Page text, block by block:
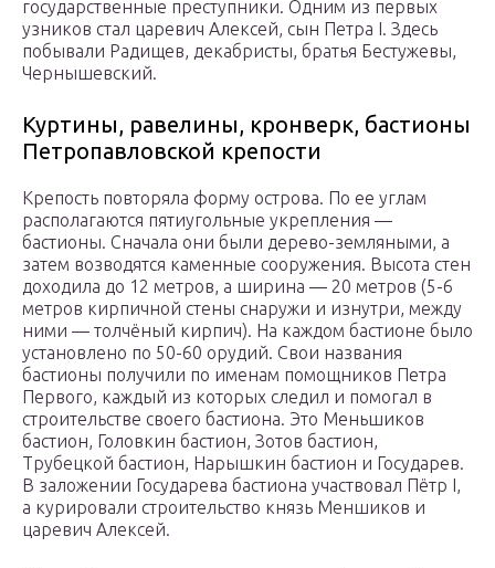
государственные преступники. Одним из первых
узников стал царевич Алексей, сын Петра I. Здесь
побывали Радищев, декабристы, братья Бестужевы,
Чернышевский.
Куртины, равелины, кронверк, бастионы
Петропавловской крепости
Крепость повторяла форму острова. По ее углам
располагаются пятиугольные укрепления —
бастионы. Сначала они были дерево-земляными, а
затем возводятся каменные сооружения. Высота стен
доходила до 12 метров, а ширина — 20 метров (5-6
метров кирпичной стены снаружи и изнутри, между
ними — толчёный кирпич). На каждом бастионе было
установлено по 50-60 орудий. Свои названия
бастионы получили по именам помощников Петра
Первого, каждый из которых следил и помогал в
строительстве своего бастиона. Это Меньшиков
бастион, Головкин бастион, Зотов бастион,
Трубецкой бастион, Нарышкин бастион и Государев.
В заложении Государева бастиона участвовал Пётр I,
а курировали строительство князь Меншиков и
царевич Алексей.